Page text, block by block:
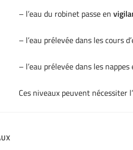
– l’eau du robinet passe en
– l’eau prélevée dans les cours
– l’eau prélevée dans les nappes
Ces niveaux peuvent nécessiter